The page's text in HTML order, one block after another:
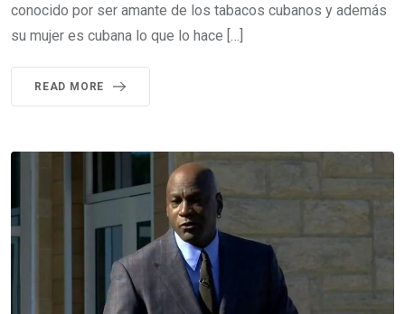
conocido por ser amante de los tabacos cubanos y además
su mujer es cubana lo que lo hace […]
READ MORE